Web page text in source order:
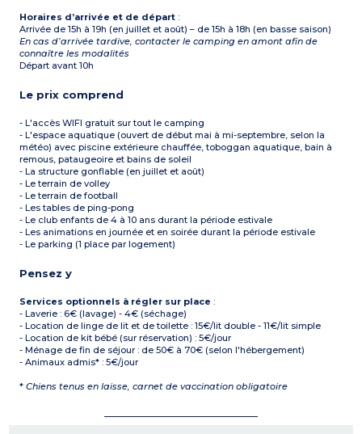
Horaires d’arrivée et de départ :
Arrivée de 15h à 19h (en juillet et août) – de 15h à 18h (en basse saison)
En cas d’arrivée tardive, contacter le camping en amont afin de
connaître les modalités
Départ avant 10h
Le prix comprend
- L'accès WIFI gratuit sur tout le camping
- L'espace aquatique (ouvert de début mai à mi-septembre, selon la
météo) avec piscine extérieure chauffée, toboggan aquatique, bain à
remous, pataugeoire et bains de soleil
- La structure gonflable (en juillet et août)
- Le terrain de volley
- Le terrain de football
- Les tables de ping-pong
- Le club enfants de 4 à 10 ans durant la période estivale
- Les animations en journée et en soirée durant la période estivale
- Le parking (1 place par logement)
Pensez y
Services optionnels à régler sur place :
- Laverie : 6€ (lavage) - 4€ (séchage)
- Location de linge de lit et de toilette : 15€/lit double - 11€/lit simple
- Location de kit bébé (sur réservation) : 5€/jour
- Ménage de fin de séjour : de 50€ à 70€ (selon l'hébergement)
- Animaux admis* : 5€/jour
* Chiens tenus en laisse, carnet de vaccination obligatoire